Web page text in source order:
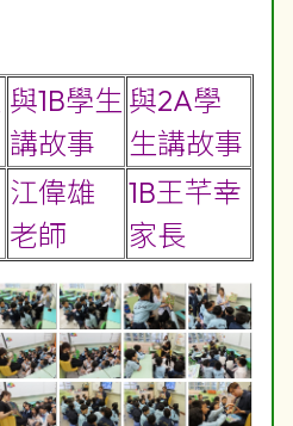
與1B學生
講故事
與2A學
生講故事
江偉雄
老師
1B王芊幸
家長